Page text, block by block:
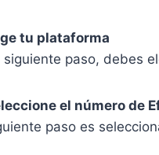
tu plataforma
siguiente paso, debes
el número de
paso es